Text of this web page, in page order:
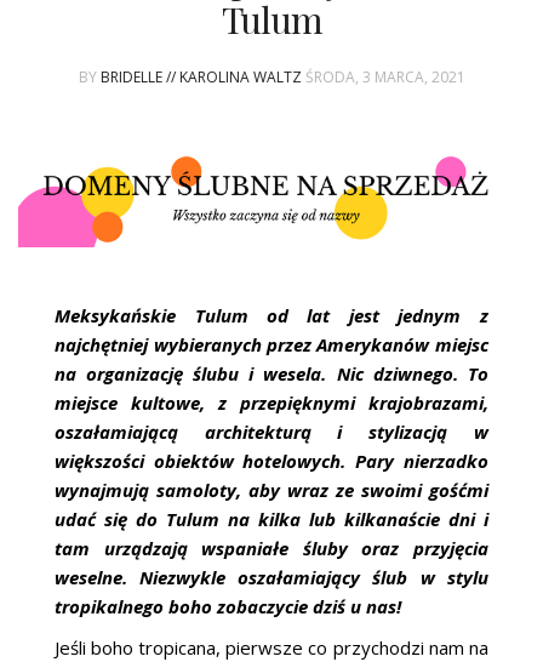
ŚLUBNE STYLE
MAGAZYNY
Tulum
BY BRIDELLE // KAROLINA WALTZ ŚRODA, 3 MARCA, 2021
Meksykańskie Tulum od lat jest jednym z
najchętniej wybieranych przez Amerykanów miejsc
na organizację ślubu i wesela. Nic dziwnego. To
miejsce kultowe, z przepięknymi krajobrazami,
oszałamiającą architekturą i stylizacją w
większości obiektów hotelowych. Pary nierzadko
wynajmują samoloty, aby wraz ze swoimi gośćmi
udać się do Tulum na kilka lub kilkanaście dni i
tam urządzają wspaniałe śluby oraz przyjęcia
weselne. Niezwykle oszałamiający ślub w stylu
tropikalnego boho zobaczycie dziś u nas!
Jeśli boho tropicana, pierwsze co przychodzi nam na